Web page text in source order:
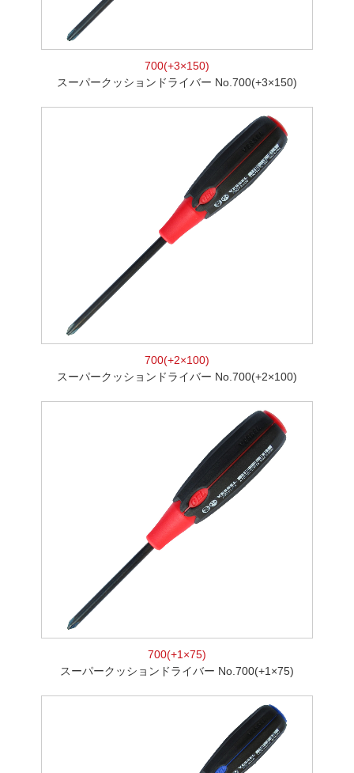
700(+3×150)
スーパークッションドライバー No.700(+3×150)
700(+2×100)
スーパークッションドライバー No.700(+2×100)
700(+1×75)
スーパークッションドライバー No.700(+1×75)